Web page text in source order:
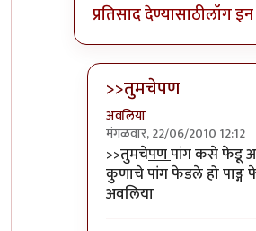
प्रतिसाद देण्यासाठीलॉग
>>तुमचेपण
अवलिया
मंगळवार, 22/06/2010 12:12
In reply toसंपादकby
>>तुमचेपणपांग कसे फेडू
कुणाचे पांग फेडले हो पाङ्ग
अवलिया